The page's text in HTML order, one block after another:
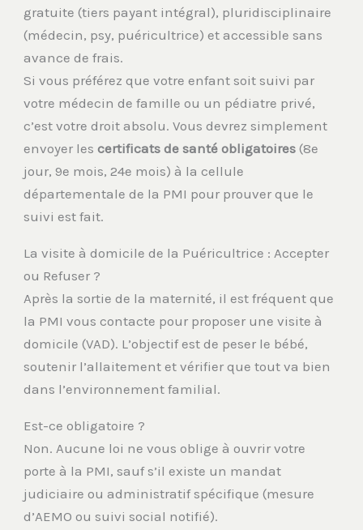
gratuite (tiers payant intégral), pluridisciplinaire
(médecin, psy, puéricultrice) et accessible sans
avance de frais.
Si vous préférez que votre enfant soit suivi par
votre médecin de famille ou un pédiatre privé,
c’est votre droit absolu. Vous devrez simplement
envoyer lescertificats de santé obligatoires (8e
jour, 9e mois, 24e mois) à la cellule
départementale de la PMI pour prouver que le
suivi est fait.
La visite à domicile de la Puéricultrice : Accepter
ou Refuser ?
Après la sortie de la maternité, il est fréquent que
la PMI vous contacte pour proposer une visite à
domicile (VAD). L’objectif est de peser le bébé,
soutenir l’allaitement et vérifier que tout va bien
dans l’environnement familial.
Est-ce obligatoire ?
Non. Aucune loi ne vous oblige à ouvrir votre
porte à la PMI, sauf s’il existe un mandat
judiciaire ou administratif spécifique (mesure
d’AEMO ou suivi social notifié).